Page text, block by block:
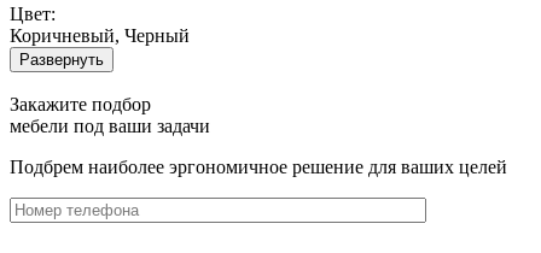
Цвет:
Коричневый, Черный
Развернуть
Закажите подбор
мебели под ваши задачи
Подбрем наиболее эргономичное решение для ваших целей